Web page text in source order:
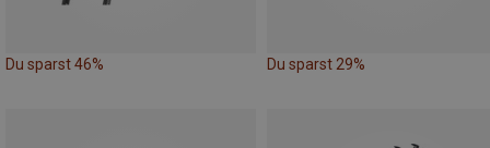
Du sparst 46% Du sparst 29%